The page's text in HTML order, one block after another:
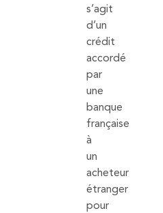
s’agit
d’un
crédit
accordé
par
une
banque
française
à
un
acheteur
étranger
pour